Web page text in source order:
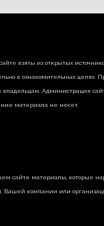
взяты из открытых
в ознакомительных целях.
Администрация
материала не несет.
сайте материалы, которые
компании или